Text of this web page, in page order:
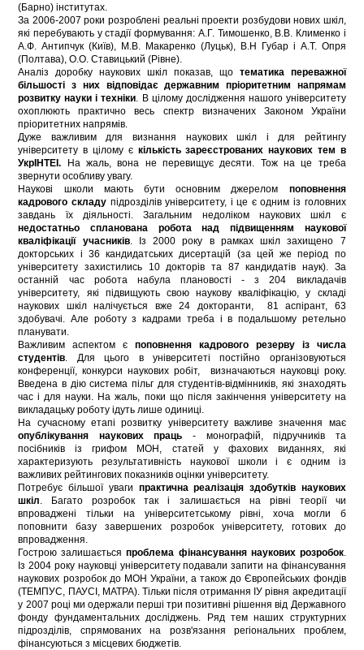
(Барно) інститутах.
За 2006-2007 роки розроблені реальні проекти розбудови нових шкіл,
які перебувають у стадії формування: А.Г. Тимошенко, В.В. Клименко і
А.Ф. Антипчук (Київ), М.В. Макаренко (Луцьк), В.Н Губар і А.Т. Опря
(Полтава), О.О. Ставицький (Рівне).
Аналіз доробку наукових шкіл показав, що тематика переважної
більшості з них відповідає державним пріоритетним напрямам
розвитку науки і техніки . В цілому дослідження нашого університету
охоплюють практично весь спектр визначених Законом України
пріоритетних напрямів.
Дуже важливим для визнання наукових шкіл і для рейтингу
університету в цілому є кількість зареєстрованих наукових тем в
УкрІНТЕІ. На жаль, вона не перевищує десяти. Тож на це треба
звернути особливу увагу.
Наукові школи мають бути основним джерелом поповнення
кадрового складупідрозділів університету, і це є одним із головних
завдань їх діяльності. Загальним недоліком наукових шкіл є
недостатньо спланована робота над підвищенням наукової
кваліфікації учасників. Із 2000 року в рамках шкіл захищено 7
докторських і 36 кандидатських дисертацій (за цей же період по
університету захистились 10 докторів та 87 кандидатів наук). За
останній час робота набула плановості - з 204 викладачів
університету, які підвищують свою наукову кваліфікацію, у складі
наукових шкіл налічується вже 24 докторанти, 81 аспірант, 63
здобувачі. Але роботу з кадрами треба і в подальшому ретельно
планувати.
Важливим аспектом єпоповнення кадрового резерву із числа
студентів . Для цього в університеті постійно організовуються
конференції, конкурси наукових робіт, визначаються науковці року.
Введена в дію система пільг для студентів-відмінників, які знаходять
час і для науки. На жаль, поки що після закінчення університету на
викладацьку роботу ідуть лише одиниці.
На сучасному етапі розвитку університету важливе значення має
опублікування наукових праць - монографій, підручників та
посібників із грифом МОН, статей у фахових виданнях, які
характеризують результативність наукової школи і є одним із
важливих рейтингових показників оцінки університету.
Потребує більшої уваги практична реалізація здобутків наукових
шкіл . Багато розробок так і залишається на рівні теорії чи
впроваджені тільки на університетському рівні, хоча могли б
поповнити базу завершених розробок університету, готових до
впровадження.
Гострою залишаєтьсяпроблема фінансування наукових розробок.
Із 2004 року науковці університету подавали запити на фінансування
наукових розробок до МОН України, а також до Європейських фондів
(ТЕМПУС, ПАУСІ, МАТРА). Тільки після отримання ІУ рівня акредитації
у 2007 році ми одержали перші три позитивні рішення від Державного
фонду фундаментальних досліджень. Ряд тем наших структурних
підрозділів, спрямованих на розв'язання регіональних проблем,
фінансуються з місцевих бюджетів.